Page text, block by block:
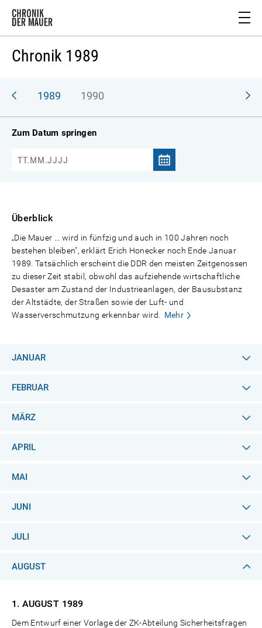
Chronik 1989
1989 1990
Zum Datum springen
Überblick
„Die Mauer ... wird in fünfzig und auch in 100 Jahren noch
bestehen bleiben", erklärt Erich Honecker noch Ende Januar
1989. Tatsächlich erscheint die DDR den meisten Zeitgenossen
zu dieser Zeit stabil, obwohl das aufziehende wirtschaftliche
Desaster am Zustand der Industrieanlagen, der Bausubstanz
der Altstädte, der Straßen sowie der Luft- und
Wasserverschmutzung erkennbar wird.
Mehr
JANUAR
FEBRUAR
MÄRZ
APRIL
MAI
JUNI
JULI
AUGUST
1. AUGUST 1989
Dem Entwurf einer Vorlage der ZK-Abteilung Sicherheitsfragen